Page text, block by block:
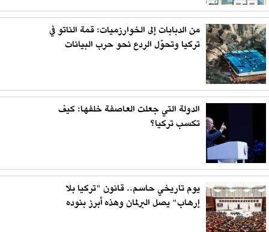
من الدبابات إلى الخوارزميات: قمة الناتو في
تركيا وتحوّل الردع نحو حرب البيانات
الدولة التي جعلت العاصفة خلفها: كيف
تكسب تركيا؟
يوم تاريخي حاسم.. قانون "تركيا بلا
إرهاب" يصل البرلمان وهذه أبرز بنوده